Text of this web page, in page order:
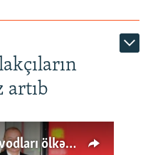
artıb
Ard-arda açılan dərman zavodları ölkənin tələbatını ödəyirmi?